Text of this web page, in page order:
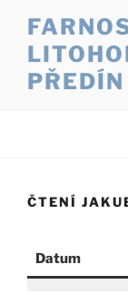
webuPŘEDÍN
ČTENÍ
Datum